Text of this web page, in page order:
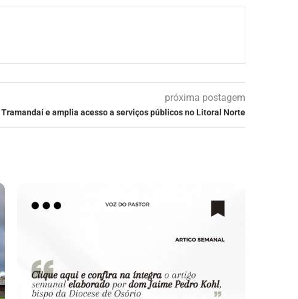
próxima postagem
e amplia acesso a serviços públicos no Litoral Norte